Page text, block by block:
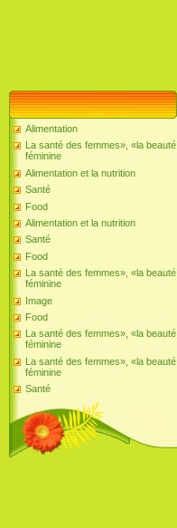
Alimentation
La santé des femmes», «la beauté
féminine
Alimentation et la nutrition
Santé
Food
Alimentation et la nutrition
Santé
Food
La santé des femmes», «la beauté
féminine
Image
Food
La santé des femmes», «la beauté
féminine
La santé des femmes», «la beauté
féminine
Santé